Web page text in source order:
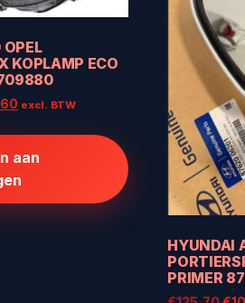
KOPLAMP ECO
Huidige
€409,60.
excl. BTW
aan
HYUNDAI
PRIMER